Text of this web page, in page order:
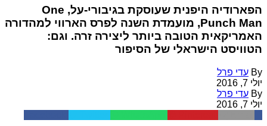
הפארודיה היפנית שעוסקת בגיבורי-על, One
Punch Man, מועמדת השנה לפרס הארווי למהדורה
האמריקאית הטובה ביותר ליצירה זרה. וגם:
הטוויסט הישראלי של הסיפור
By עדי פרל
יולי 7, 2016
By עדי פרל
יולי 7, 2016